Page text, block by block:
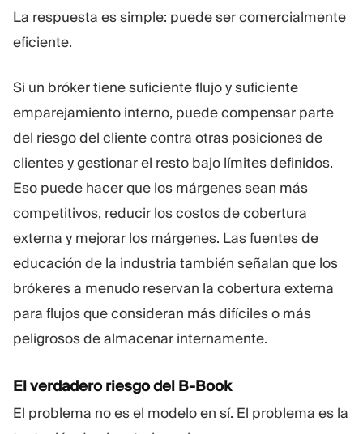
La respuesta es simple: puede ser comercialmente
eficiente.
Si un bróker tiene suficiente flujo y suficiente
emparejamiento interno, puede compensar parte
del riesgo del cliente contra otras posiciones de
clientes y gestionar el resto bajo límites definidos.
Eso puede hacer que los márgenes sean más
competitivos, reducir los costos de cobertura
externa y mejorar los márgenes. Las fuentes de
educación de la industria también señalan que los
brókeres a menudo reservan la cobertura externa
para flujos que consideran más difíciles o más
peligrosos de almacenar internamente.
El verdadero riesgo del B-Book
El problema no es el modelo en sí. El problema es la